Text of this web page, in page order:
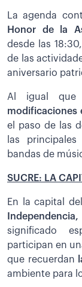
La agenda
Honor de la
desde las
de las
aniversario
Al igual que
modificaciones
el paso de las
las
bandas de
SUCRE: LA
En la capital
Independencia,
significado
participan en
que recuerdan
ambiente para